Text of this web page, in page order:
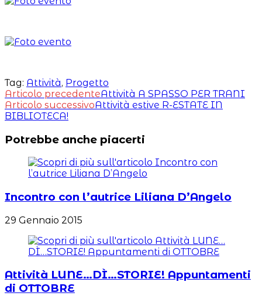
Tag: Attività, Progetto
Leggi
altri
Articolo precedenteAttività A SPASSO PER TRANI
Articolo successivoAttività estive R-ESTATE IN
BIBLIOTECA!
Potrebbe anche piacerti
Incontro con l’autrice Liliana D’Angelo
29 Gennaio 2015
Attività LUNE…DÌ…STORIE! Appuntamenti
di OTTOBRE